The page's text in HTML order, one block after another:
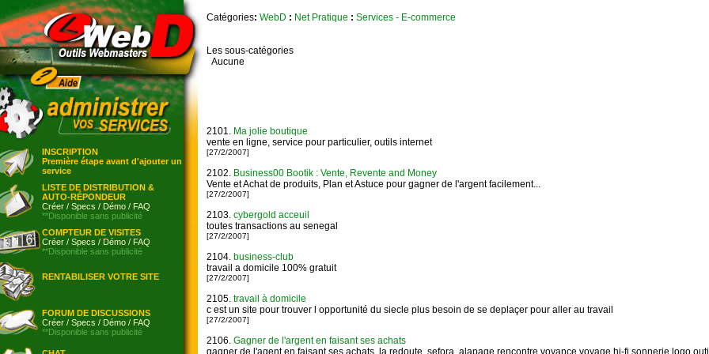
INSCRIPTION
Première étape avant d'ajouter un
service
LISTE DE DISTRIBUTION &
AUTO-RÉPONDEUR
Créer / Specs / Démo / FAQ
**Disponible sans publicité
COMPTEUR DE VISITES
Créer / Specs / Démo / FAQ
**Disponible sans publicité
RENTABILISER VOTRE SITE
FORUM DE DISCUSSIONS
Créer / Specs / Démo / FAQ
**Disponible sans publicité
Catégories: WebD : Net Pratique : Services - E-commerce
Les sous-catégories
Aucune
2101. Ma jolie boutique
vente en ligne, service pour particulier, outils internet
[27/2/2007]
2102. Business00 Bootik : Vente, Revente and Money
Vente et Achat de produits, Plan et Astuce pour gagner de l'argent facilement...
[27/2/2007]
2103. cybergold acceuil
toutes transactions au senegal
[27/2/2007]
2104. business-club
travail a domicile 100% gratuit
[27/2/2007]
2105. travail à domicile
c est un site pour trouver l opportunité du siecle plus besoin de se deplaçer pour aller au travail
[27/2/2007]
2106. Gagner de l'argent en faisant ses achats
gagner de l'agent en faisant ses achats, la redoute, sefora, alapage,rencontre,voyance,voyage,hi-